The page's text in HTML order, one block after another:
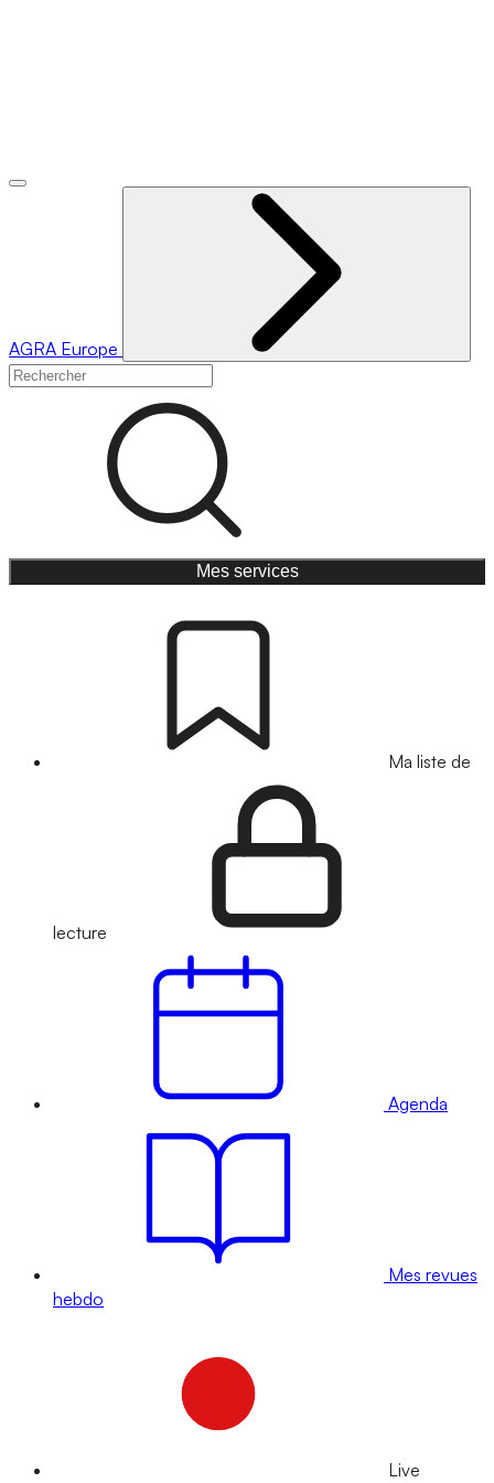
AGRA Europe
Mes services
Ma liste de
lecture
Agenda
Mes revues
hebdo
Live